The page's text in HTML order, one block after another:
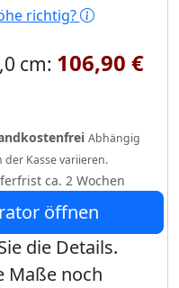
richtig?
cm: 106,90 €
Abhängig
der Kasse variieren.
ca. 2 Wochen
öffnen
die Details.
Maße noch